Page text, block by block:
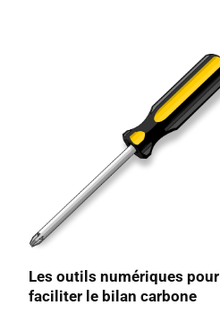
Les outils numériques pour
faciliter le bilan carbone